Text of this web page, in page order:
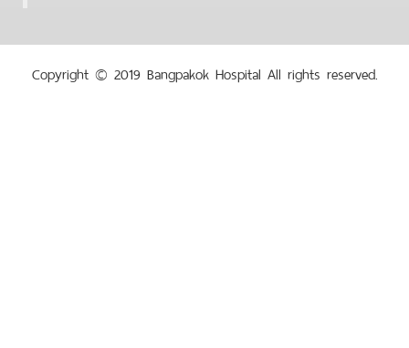
Copyright © 2019 Bangpakok Hospital All rights reserved.